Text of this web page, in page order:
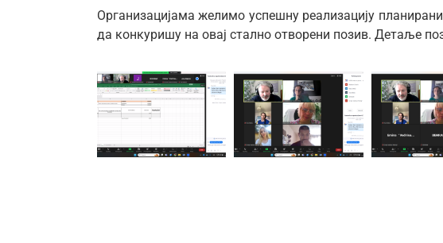
Организацијама желимо успешну реализацију
да конкуришу на овај стално отворени позив. Детаље